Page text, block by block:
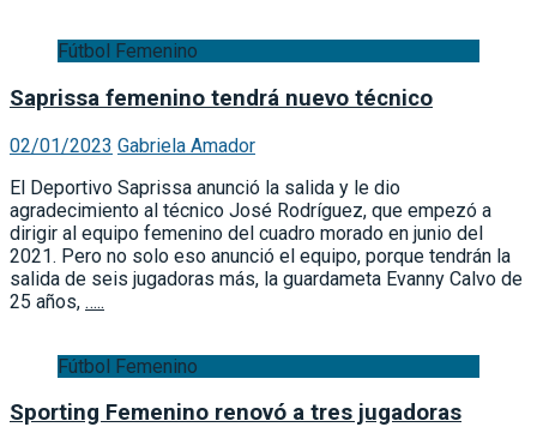
Fútbol Femenino
Saprissa femenino tendrá nuevo técnico
02/01/2023 Gabriela Amador
El Deportivo Saprissa anunció la salida y le dio
agradecimiento al técnico José Rodríguez, que empezó a
dirigir al equipo femenino del cuadro morado en junio del
2021. Pero no solo eso anunció el equipo, porque tendrán la
salida de seis jugadoras más, la guardameta Evanny Calvo de
25 años, …..
Fútbol Femenino
Sporting Femenino renovó a tres jugadoras